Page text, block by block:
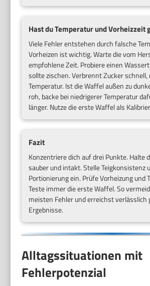
Hast du Temperatur und Vorheizzeit
Viele Fehler entstehen durch falsche
Vorheizen ist wichtig. Warte die vom
empfohlene Zeit. Probiere einen
sollte zischen. Verbrennt Zucker schnell,
Temperatur. Ist die Waffel außen zu
roh, backe bei niedrigerer Temperatur
länger. Nutze die erste Waffel als
Fazit
Konzentriere dich auf drei Punkte. Halte
sauber und intakt. Stelle Teigkonsistenz
Portionierung ein. Prüfe Vorheizung und
Teste immer die erste Waffel. So
meisten Fehler und erreichst verlässlich
Ergebnisse.
Alltagssituationen mit
Fehlerpotenzial